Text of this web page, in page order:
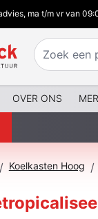
ma t/m vr van
OVER ONS
/ Koelkasten Hoog /